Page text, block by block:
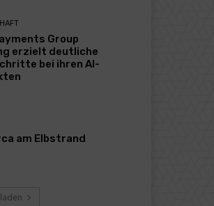
Group
erzielt deutliche
bei ihren AI-
am Elbstrand